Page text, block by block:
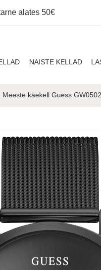
alates 50€
NAISTE KELLAD
Meeste käekell Guess